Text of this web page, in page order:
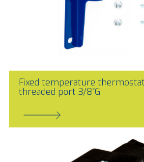
Fixed temperature
threaded port 3/8"G